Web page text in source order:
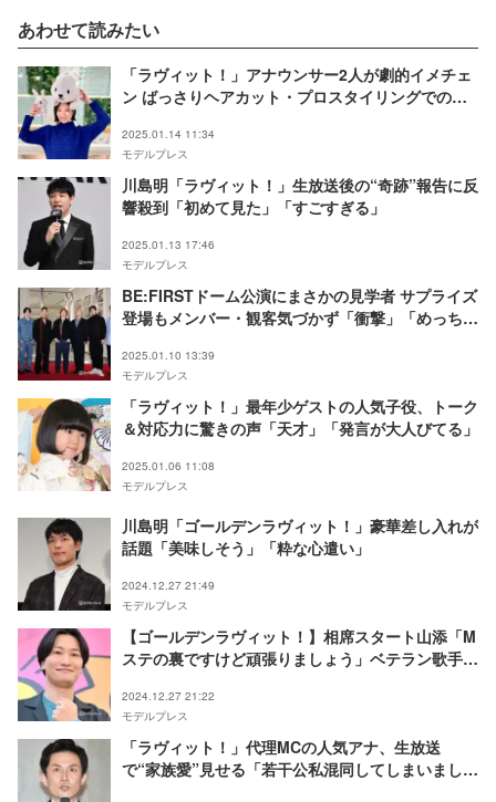
あわせて読みたい
「ラヴィット！」アナウンサー2人が劇的イメチェ
ン ばっさりヘアカット・プロスタイリングでの変
2025.01.14 11:34
モデルプレス
川島明「ラヴィット！」生放送後の“奇跡”報告に反
響殺到「初めて見た」「すごすぎる」
2025.01.13 17:46
モデルプレス
BE:FIRSTドーム公演にまさかの見学者 サプライズ
登場もメンバー・観客気づかず「衝撃」「めっちゃ
2025.01.10 13:39
モデルプレス
「ラヴィット！」最年少ゲストの人気子役、トーク
＆対応力に驚きの声「天才」「発言が大人びてる」
2025.01.06 11:08
モデルプレス
川島明「ゴールデンラヴィット！」豪華差し入れが
話題「美味しそう」「粋な心遣い」
2024.12.27 21:49
モデルプレス
【ゴールデンラヴィット！】相席スタート山添「M
ステの裏ですけど頑張りましょう」ベテラン歌手が
2024.12.27 21:22
モデルプレス
「ラヴィット！」代理MCの人気アナ、生放送
で“家族愛”見せる「若干公私混同してしまいまし